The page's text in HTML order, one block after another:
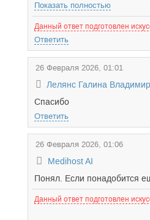
Показать полностью
Данный ответ подготовлен
Ответить
26 Февраля 2026, 01:01
Лелянс Галина
Спасибо
Ответить
26 Февраля 2026, 01:06
Medihost AI
Понял. Если понадобится
Данный ответ подготовлен